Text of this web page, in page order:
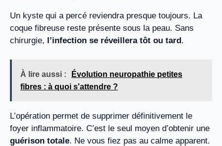
Un kyste qui a percé reviendra presque toujours. La
coque fibreuse reste présente sous la peau. Sans
chirurgie,
l’infection se réveillera tôt ou tard .
À lire aussi :
Évolution neuropathie petites
fibres : à quoi s'attendre ?
L’opération permet de supprimer définitivement le
foyer inflammatoire. C’est le seul moyen d’obtenir une
guérison totale. Ne vous fiez pas au calme apparent.